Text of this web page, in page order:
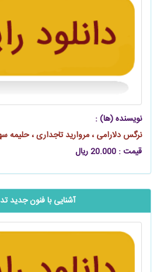
نویسنده (ها) :
نرگس دلارامی ، مروارید تاجداری ،
قیمت : 20.000 ریال
آشنایی با فنون جدید